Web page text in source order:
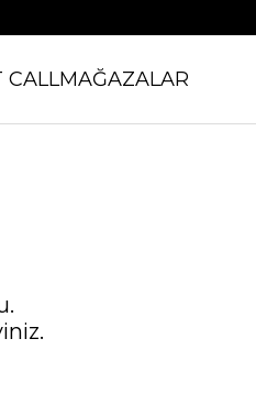
CALLMAĞAZALAR